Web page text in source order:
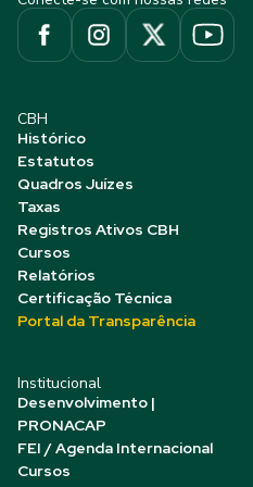
CBH
Histórico
Estatutos
Quadros Juízes
Taxas
Registros Ativos CBH
Cursos
Relatórios
Certificação Técnica
Portal da Transparência
Institucional
Desenvolvimento |
PRONACAP
FEI / Agenda Internacional
Cursos